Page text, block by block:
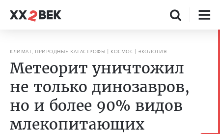
КЛИМАТ, ПРИРОДНЫЕ КАТАСТРОФЫ КОСМОС ЭКОЛОГИЯ
Метеорит уничтожил
не только динозавров,
но и более 90% видов
млекопитающих